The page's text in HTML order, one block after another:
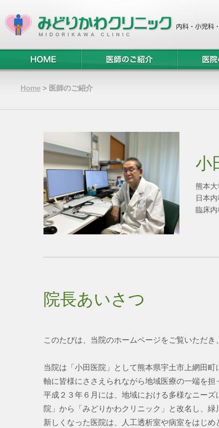
Home > 医師のご紹介
小
熊本
日本
臨床
院長あいさつ
このたびは、当院のホームページをご覧いただ
当院は「小田医院」として熊本県宇土市上網田
軸に皆様にささえられながら地域医療の一端を担
平成２３年６月には、地域における多様なニー
院」から「みどりかわクリニック」と改名し、
新しくなった医院は、人工透析室や病室をはじ